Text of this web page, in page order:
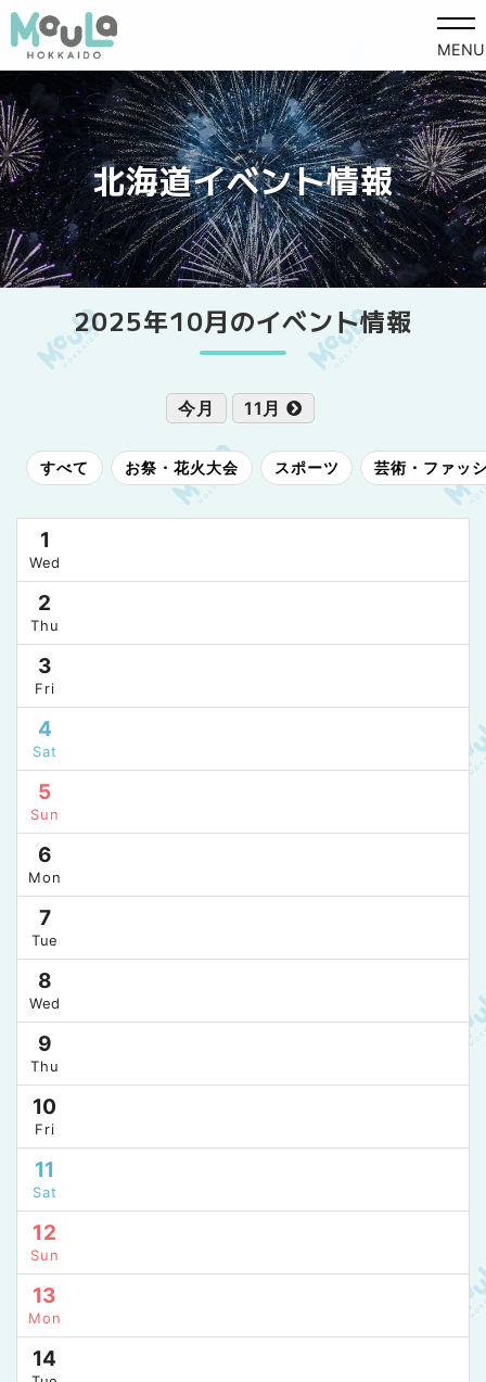
MENU
北海道イベント情報
2025年10月のイベント情報
今月 11月
すべて お祭・花火大会 スポーツ 芸術・ファッ
1
Wed
2
Thu
3
Fri
4
Sat
5
Sun
6
Mon
7
Tue
8
Wed
9
Thu
10
Fri
11
Sat
12
Sun
13
Mon
14